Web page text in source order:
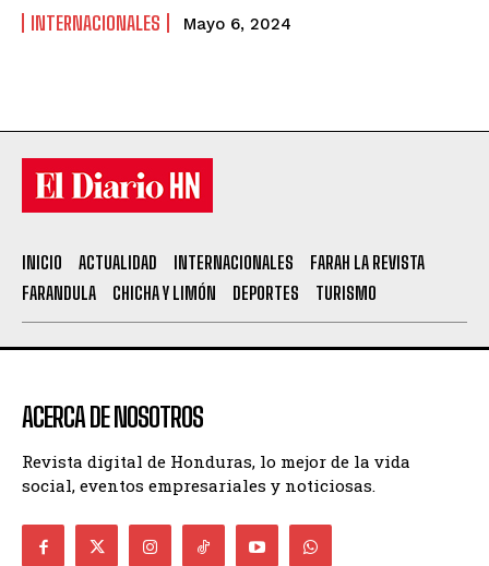
INTERNACIONALES Mayo 6, 2024
INICIO ACTUALIDAD INTERNACIONALES
FARAH LA REVISTA
FARANDULA
CHICHA Y LIMÓN DEPORTES TURISMO
ACERCA DE NOSOTROS
Revista digital de Honduras, lo mejor de la vida
social, eventos empresariales y noticiosas.